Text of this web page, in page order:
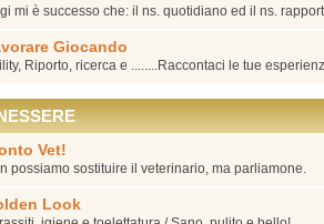
mi è successo che: il ns. quotidiano ed il ns.
Giocando
Riporto, ricerca e ........Raccontaci le tue
Vet!
possiamo sostituire il veterinario, ma parliamone.
Look